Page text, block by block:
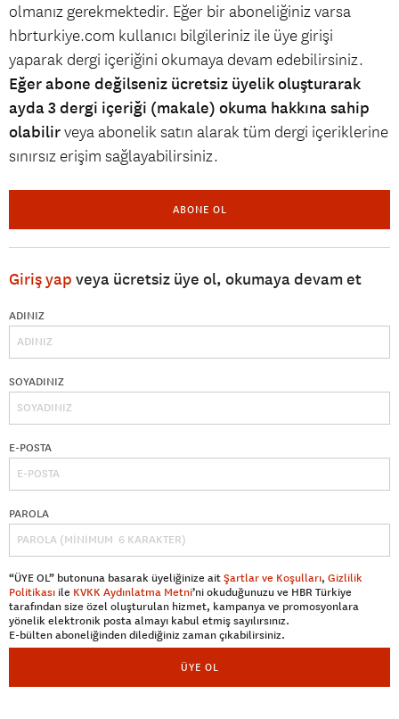
olmanız gerekmektedir. Eğer bir aboneliğiniz varsa
hbrturkiye.com kullanıcı bilgileriniz ile üye girişi
yaparak dergi içeriğini okumaya devam edebilirsiniz.
Eğer abone değilseniz ücretsiz üyelik oluşturarak
ayda 3 dergi içeriği (makale) okuma hakkına sahip
olabilirveya abonelik satın alarak tüm dergi içeriklerine
sınırsız erişim sağlayabilirsiniz.
ABONE OL
Giriş yap veya ücretsiz üye ol, okumaya devam et
ADINIZ
SOYADINIZ
E-POSTA
PAROLA
“ÜYE OL” butonuna basarak üyeliğinize aitŞartlar ve Koşulları, Gizlilik
Politikası ile KVKK Aydınlatma Metni’ni okuduğunuzu ve HBR Türkiye
tarafından size özel oluşturulan hizmet, kampanya ve promosyonlara
yönelik elektronik posta almayı kabul etmiş sayılırsınız.
E-bülten aboneliğinden dilediğiniz zaman çıkabilirsiniz.
ÜYE OL